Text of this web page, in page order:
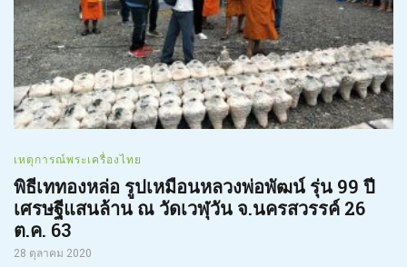
เหตุการณ์พระเครื่องไทย
พิธีเททองหล่อ รูปเหมือนหลวงพ่อพัฒน์ รุ่น 99 ปี
เศรษฐีแสนล้าน ณ วัดเวฬุวัน จ.นครสวรรค์ 26
ต.ค. 63
28 ตุลาคม 2020